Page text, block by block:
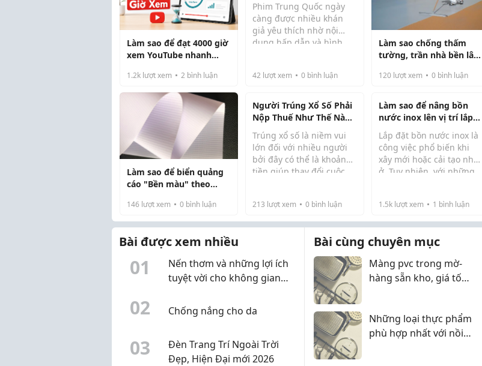
Làm sao để đạt 4000 giờ
xem YouTube nhanh
1.2k lượt xem 2 bình luận
Phim Trung Quốc ngày
càng được nhiều khán
giả yêu thích nhờ nội
dung hấp dẫn và hình
hiện đại, mỗi bộ phim
Một buổi cày phim sẽ
thú...
42 lượt xem 0 bình luận
Làm sao chống thấm
tường, trần nhà bền lâu
120lượt xem 0bình luận
Làm sao để biển quảng
cáo "Bền màu" theo
146 lượt xem 0 bình luận
Người Trúng Xổ Số Phải
Nộp Thuế Như Thế Nào?
Hướng Dẫn Cách Tính
Thuế Mới Nhất
Trúng xổ số là niềm vui
lớn đối với nhiều người
bởi đây có thể là khoản
tiền giúp thay đổi cuộc
trong tương lai. Tuy
nhiên, bên cạnh việc
nhận thưởng, ...
213 lượt xem 0 bình luận
Làm sao để nâng bồn
nước inox lên vị trí lắp
đặt an toàn?
Lắp đặt bồn nước inox là
công việc phổ biến khi
xây mới hoặc cải tạo nhà
ở. Tuy nhiên, với những
đưa thiết bị lên sân
thượng hoặc vị trí lắp đặt
khô...
1.5klượt xem 1 bình luận
Bài được xem nhiều
01
Nến thơm và những lợi ích
tuyệt vời cho không gian
02 Chống nắng cho da
03
Đèn Trang Trí Ngoài Trời
Đẹp, Hiện Đại mới 2026
Bài cùng chuyên mục
Màng pvc trong mờ-
hàng sẵn kho, giá tốt
Những loại thực phẩm
phù hợp nhất với nồi